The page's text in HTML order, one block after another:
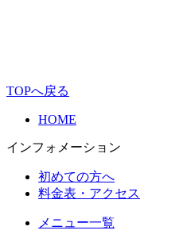
TOPへ戻る
HOME
インフォメーション
初めての方へ
料金表・アクセス
メニュー一覧